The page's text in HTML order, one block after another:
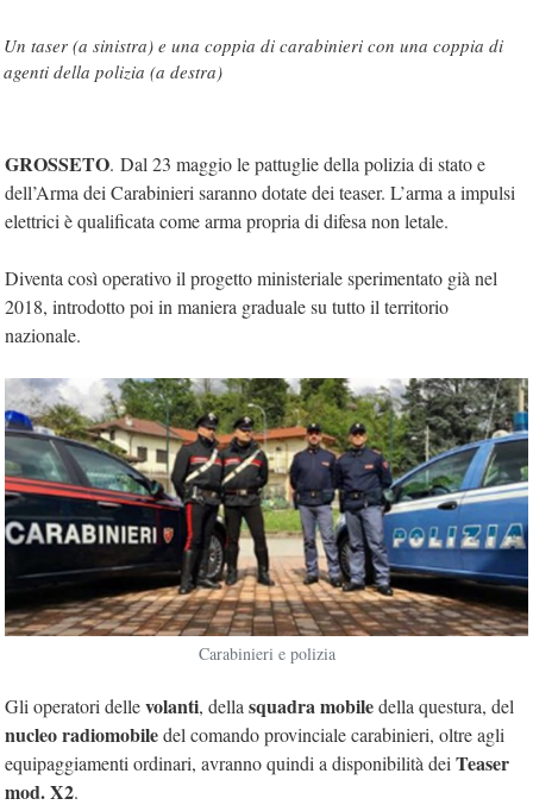
Un taser (a sinistra) e una coppia di carabinieri con una coppia di
agenti della polizia (a destra)
GROSSETO. Dal 23 maggio le pattuglie della polizia di stato e
dell’Arma dei Carabinieri saranno dotate dei teaser. L’arma a impulsi
elettrici è qualificata come arma propria di difesa non letale.
Diventa così operativo il progetto ministeriale sperimentato già nel
2018, introdotto poi in maniera graduale su tutto il territorio
nazionale.
Carabinieri e polizia
Gli operatori dellevolanti, dellasquadra mobiledella questura, del
nucleo radiomobiledel comando provinciale carabinieri, oltre agli
equipaggiamenti ordinari, avranno quindi a disponibilità deiTeaser
mod. X2.